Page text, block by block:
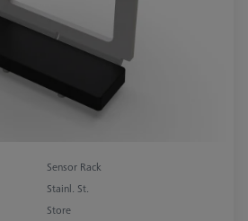
Sensor Rack
Stainl. St.
Store